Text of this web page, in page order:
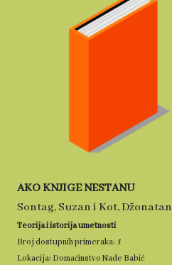
AKO KNJIGE NESTANU
Sontag, Suzan i Kot, Džonatan
Teorija i istorija umetnosti
Broj dostupnih primeraka: 1
Lokacija: Domaćinstvo Nade Babić